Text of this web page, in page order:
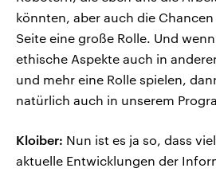
könnten, aber auch die
Seite eine große Rolle. Und
ethische Aspekte auch in
und mehr eine Rolle spielen,
natürlich auch in unserem
Kloiber: Nun ist es ja so, dass
aktuelle Entwicklungen der